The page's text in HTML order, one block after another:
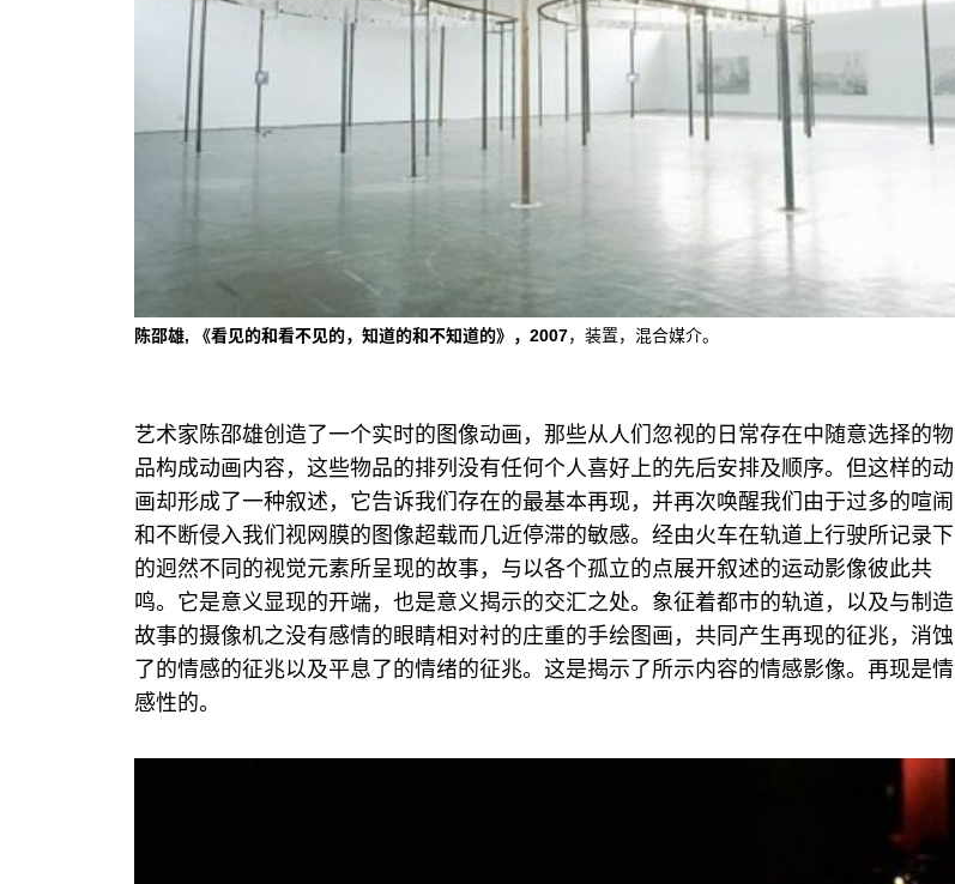
陈邵雄, 《看见的和看不见的，知道的和不知道的》，2007，装置，混合媒介。
艺术家陈邵雄创造了一个实时的图像动画，那些从人们忽视的日常存在中随意选择的物
品构成动画内容，这些物品的排列没有任何个人喜好上的先后安排及顺序。但这样的动
画却形成了一种叙述，它告诉我们存在的最基本再现，并再次唤醒我们由于过多的喧闹
和不断侵入我们视网膜的图像超载而几近停滞的敏感。经由火车在轨道上行驶所记录下
的迥然不同的视觉元素所呈现的故事，与以各个孤立的点展开叙述的运动影像彼此共
鸣。它是意义显现的开端，也是意义揭示的交汇之处。象征着都市的轨道，以及与制造
故事的摄像机之没有感情的眼睛相对衬的庄重的手绘图画，共同产生再现的征兆，消蚀
了的情感的征兆以及平息了的情绪的征兆。这是揭示了所示内容的情感影像。再现是情
感性的。